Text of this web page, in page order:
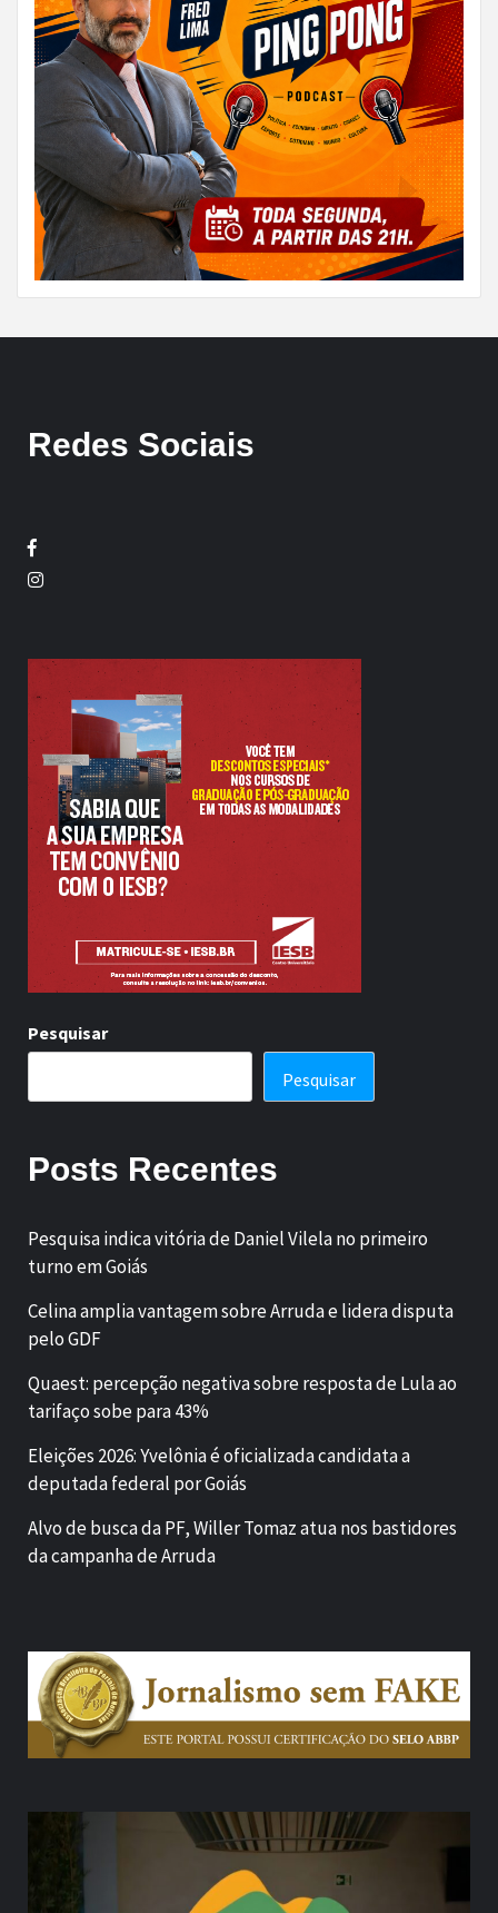
Redes Sociais
Facebook
Twitter
Pesquisar
Pesquisar
Posts Recentes
Pesquisa indica vitória de Daniel Vilela no primeiro
turno em Goiás
Celina amplia vantagem sobre Arruda e lidera disputa
pelo GDF
Quaest: percepção negativa sobre resposta de Lula ao
tarifaço sobe para 43%
Eleições 2026: Yvelônia é oficializada candidata a
deputada federal por Goiás
Alvo de busca da PF, Willer Tomaz atua nos bastidores
da campanha de Arruda